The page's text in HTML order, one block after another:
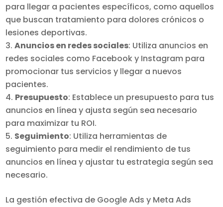
para llegar a pacientes específicos, como aquellos
que buscan tratamiento para dolores crónicos o
lesiones deportivas.
Anuncios en redes sociales: Utiliza anuncios en
redes sociales como Facebook y Instagram para
promocionar tus servicios y llegar a nuevos
pacientes.
Presupuesto: Establece un presupuesto para tus
anuncios en línea y ajusta según sea necesario
para maximizar tu ROI.
Seguimiento: Utiliza herramientas de
seguimiento para medir el rendimiento de tus
anuncios en línea y ajustar tu estrategia según sea
necesario.
La gestión efectiva de Google Ads y Meta Ads